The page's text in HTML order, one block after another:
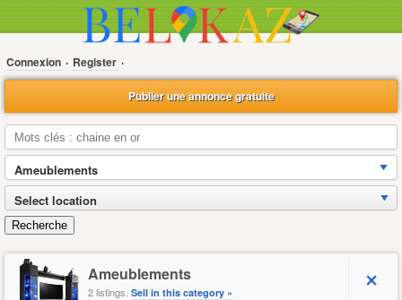
Connexion · Register ·
Publier une annonce gratuite
Ameublements
Select location
Recherche
Ameublements
2 listings.Sell in this category »